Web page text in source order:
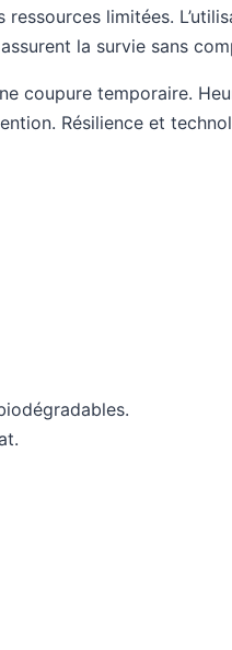
limitées.
la survie sans
coupure temporaire.
Résilience et